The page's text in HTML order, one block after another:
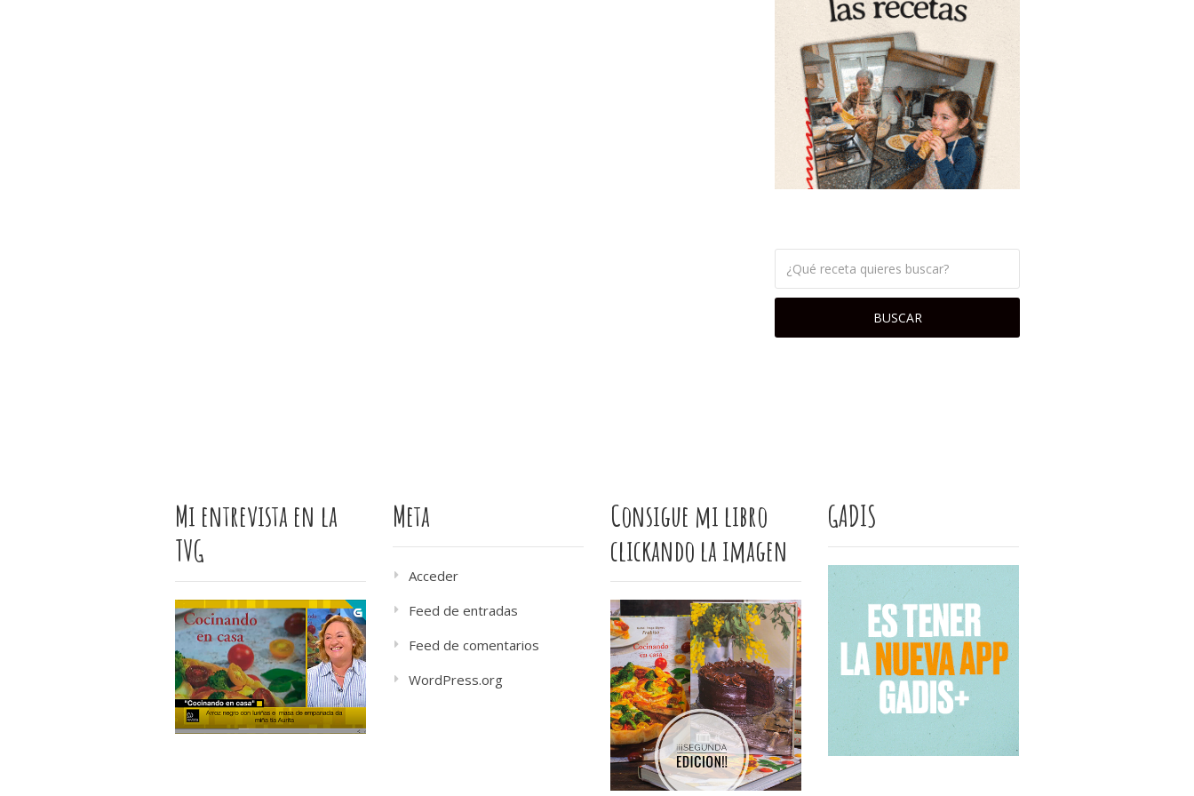
Mi entrevista en la
TVG
Meta
Acceder
Feed de entradas
Feed de comentarios
WordPress.org
Consigue mi libro
clickando la imagen
GADIS